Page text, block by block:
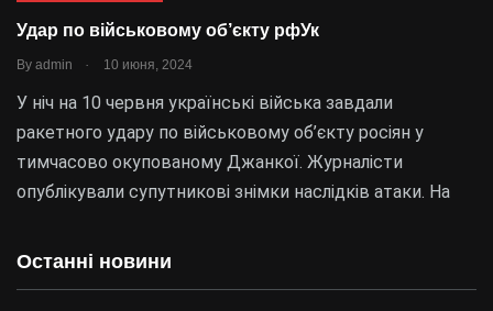
Удар по військовому об’єкту рфУк
By admin . 10 июня, 2024
У ніч на 10 червня українські війська завдали
ракетного удару по військовому об’єкту росіян у
тимчасово окупованому Джанкої. Журналісти
опублікували супутникові знімки наслідків атаки. На
Останні новини